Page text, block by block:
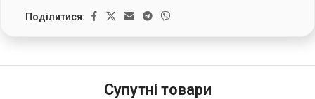
Поділитися:
Супутні товари